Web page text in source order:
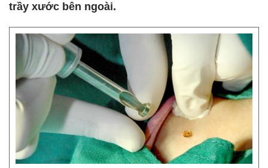
trầy xước bên ngoài.